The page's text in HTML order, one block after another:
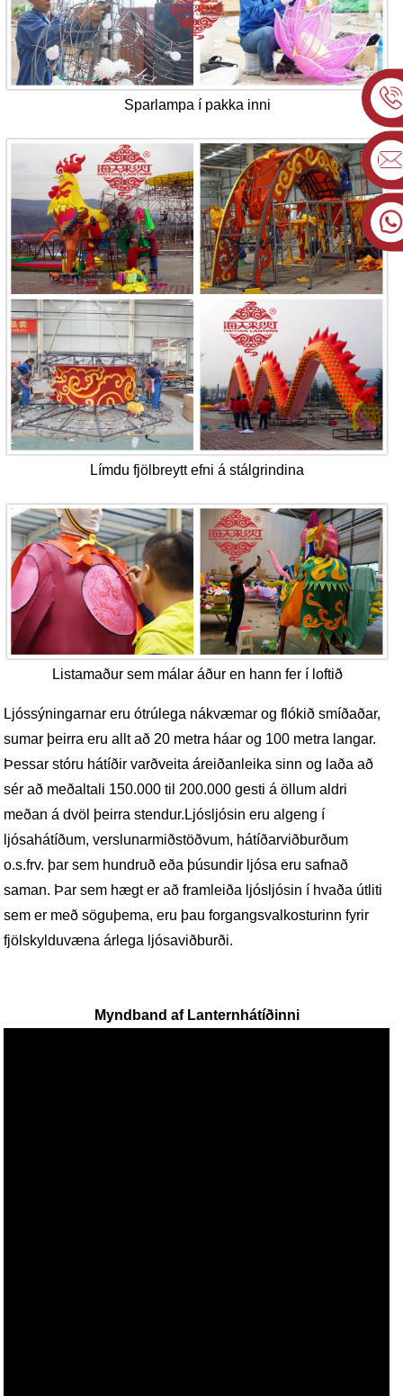
Sparlampa í pakka inni
Límdu fjölbreytt efni á stálgrindina
Listamaður sem málar áður en hann fer í loftið
Ljóssýningarnar eru ótrúlega nákvæmar og flókið smíðaðar,
sumar þeirra eru allt að 20 metra háar og 100 metra langar.
Þessar stóru hátíðir varðveita áreiðanleika sinn og laða að
sér að meðaltali 150.000 til 200.000 gesti á öllum aldri
meðan á dvöl þeirra stendur. Ljósljósin eru algeng í
ljósahátíðum, verslunarmiðstöðvum, hátíðarviðburðum
o.s.frv. þar sem hundruð eða þúsundir ljósa eru safnað
saman. Þar sem hægt er að framleiða ljósljósin í hvaða útliti
sem er með söguþema, eru þau forgangsvalkosturinn fyrir
fjölskylduvæna árlega ljósaviðburði.
Myndband af Lanternhátíðinni